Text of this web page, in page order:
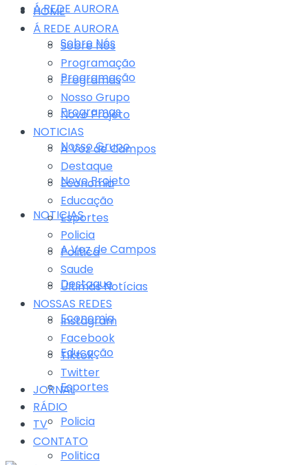
Á REDE AURORA
Sobre Nós
Programação
Programas
Nosso Grupo
Novo Projeto
NOTICIAS
A Voz de Campos
Destaque
Economia
Educação
Esportes
Policia
Politica
HOME
Á REDE AURORA
Sobre Nós
Programação
Programas
Nosso Grupo
Novo Projeto
NOTICIAS
A Voz de Campos
Destaque
Economia
Educação
Esportes
Policia
Politica
Saude
Últimas Notícias
NOSSAS REDES
Instagram
Facebook
Tiktok
Twitter
JORNAL
RÁDIO
TV
CONTATO